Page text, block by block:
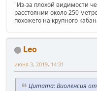
"Из-за плохой видимости
расстоянии около 250
похожего на крупного
Leo
июня 3, 2019, 14:31
Цитата: Виоленсия